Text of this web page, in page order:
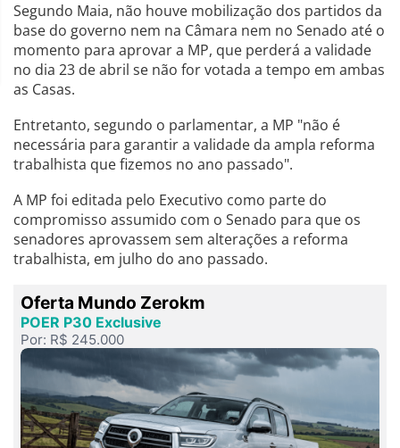
Segundo Maia, não houve mobilização dos partidos da
base do governo nem na Câmara nem no Senado até o
momento para aprovar a MP, que perderá a validade
no dia 23 de abril se não for votada a tempo em ambas
as Casas.
Entretanto, segundo o parlamentar, a MP "não é
necessária para garantir a validade da ampla reforma
trabalhista que fizemos no ano passado".
A MP foi editada pelo Executivo como parte do
compromisso assumido com o Senado para que os
senadores aprovassem sem alterações a reforma
trabalhista, em julho do ano passado.